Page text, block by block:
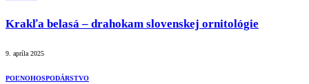
Krakľa belasá – drahokam slovenskej ornitológie
9. apríla 2025
POĽNOHOSPODÁRSTVO